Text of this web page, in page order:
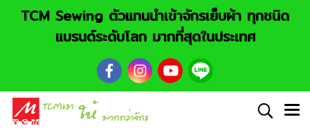
TCM Sewing ตัวแทนนำเข้าจักรเย็บผ้า ทุกชนิด
แบรนด์ระดับโลก มากที่สุดในประเทศ